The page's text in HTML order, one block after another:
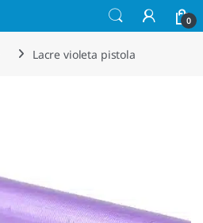
0
Lacre violeta pistola